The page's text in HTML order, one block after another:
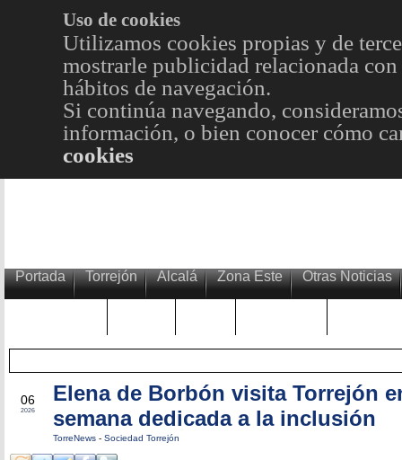
Uso de cookies
Utilizamos cookies propias y de
mostrarle publicidad relacionada
hábitos de navegación.
Si continúa navegando,
información, o bien conocer cómo
cookies
Portada Torrejón Alcalá Zona Este Otras Noticias
06
2026
Elena de Borbón visita Torrejón
semana dedicada a la inclusión
TorreNews - Sociedad Torrejón